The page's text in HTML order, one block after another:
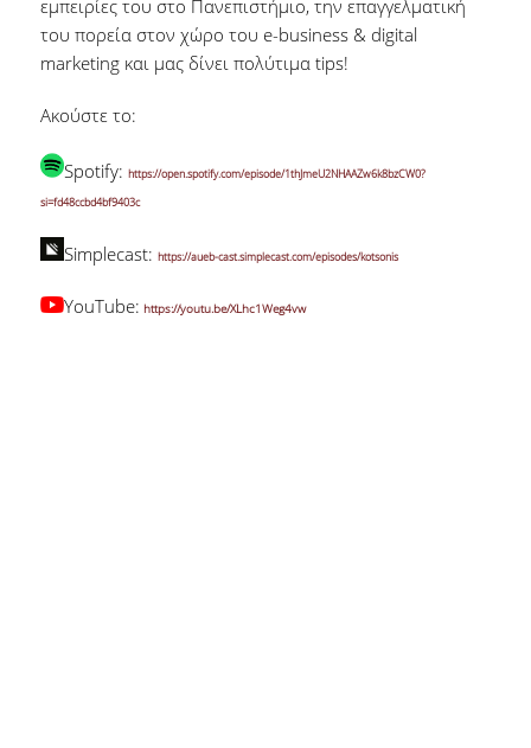
εμπειρίες του στο Πανεπιστήμιο, την επαγγελματική
του πορεία στον χώρο του e-business & digital
marketing και μας δίνει πολύτιμα tips!
Ακούστε το:
Spotify: https://open.spotify.com/episode/1thJmeU2NHAAZw6k8bzCW0?
si=fd48ccbd4bf9403c
Simplecast: https://aueb-cast.simplecast.com/episodes/kotsonis
YouTube: https://youtu.be/XLhc1Weg4vw